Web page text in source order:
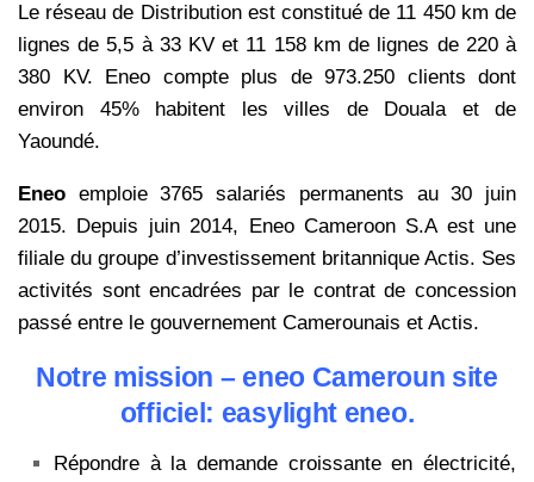
Le réseau de Distribution est constitué de 11 450 km de
lignes de 5,5 à 33 KV et 11 158 km de lignes de 220 à
380 KV. Eneo compte plus de 973.250 clients dont
environ 45% habitent les villes de Douala et de
Yaoundé.
Eneo emploie 3765 salariés permanents au 30 juin
2015. Depuis juin 2014, Eneo Cameroon S.A est une
filiale du groupe d’investissement britannique Actis. Ses
activités sont encadrées par le contrat de concession
passé entre le gouvernement Camerounais et Actis.
Notre mission – eneo Cameroun site
officiel: easylight eneo.
Répondre à la demande croissante en électricité,